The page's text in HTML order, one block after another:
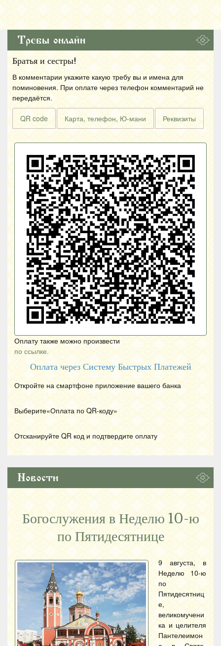
Требы онлайн
Братья и сестры!
В комментарии укажите какую требу вы и имена для
поминовения. При оплате через телефон комментарий не
передаётся.
QR code Карта, телефон, Ю-мани Реквизиты
Оплату также можно произвести
по ссылке.
Оплата через Систему Быстрых Платежей
Откройте на смартфоне приложение вашего банка
Выберите«Оплата по QR-коду»
Отсканируйте QR код и подтвердите оплату
Новости
Богослужения в Неделю 10-ю
по Пятидесятнице
9 августа, в
Неделю 10-ю
по
Пятидесятниц
е,
великомучени
ка и целителя
Пантелеимон